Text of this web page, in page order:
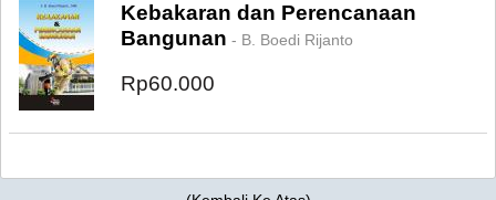
Kebakaran dan Perencanaan
Bangunan - B. Boedi Rijanto
Rp60.000